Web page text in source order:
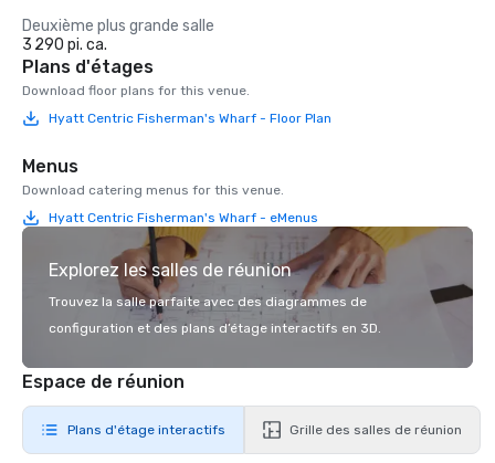
Deuxième plus grande salle
3 290 pi. ca.
Plans d'étages
Download floor plans for this venue.
Hyatt Centric Fisherman's Wharf - Floor Plan
Menus
Download catering menus for this venue.
Hyatt Centric Fisherman's Wharf - eMenus
Explorez les salles de réunion
Trouvez la salle parfaite avec des diagrammes de
configuration et des plans d’étage interactifs en 3D.
Espace de réunion
Plans d'étage interactifs Grille des salles de réunion